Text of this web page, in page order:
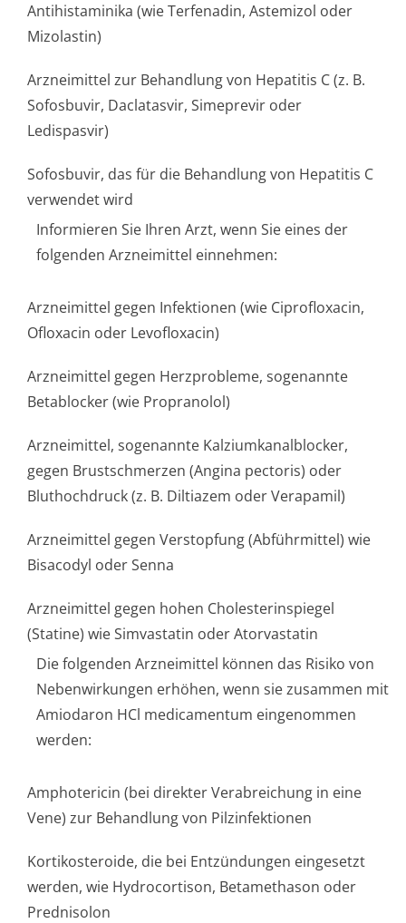
Antihistaminika (wie Terfenadin, Astemizol oder
Mizolastin)
Arzneimittel zur Behandlung von Hepatitis C (z. B.
Sofosbuvir, Daclatasvir, Simeprevir oder
Ledispasvir)
Sofosbuvir, das für die Behandlung von Hepatitis C
verwendet wird
Informieren Sie Ihren Arzt, wenn Sie eines der
folgenden Arzneimittel einnehmen:
Arzneimittel gegen Infektionen (wie Ciprofloxacin,
Ofloxacin oder Levofloxacin)
Arzneimittel gegen Herzprobleme, sogenannte
Betablocker (wie Propranolol)
Arzneimittel, sogenannte Kalziumkanalbloc­ker,
gegen Brustschmerzen (Angina pectoris) oder
Bluthochdruck (z. B. Diltiazem oder Verapamil)
Arzneimittel gegen Verstopfung (Abführmittel) wie
Bisacodyl oder Senna
Arzneimittel gegen hohen Cholesterinspiegel
(Statine) wie Simvastatin oder Atorvastatin
Die folgenden Arzneimittel können das Risiko von
Nebenwirkungen erhöhen, wenn sie zusammen mit
Amiodaron HCl medicamentum eingenommen
werden:
Amphotericin (bei direkter Verabreichung in eine
Vene) zur Behandlung von Pilzinfektionen
Kortikosteroide, die bei Entzündungen eingesetzt
werden, wie Hydrocortison, Betamethason oder
Prednisolon